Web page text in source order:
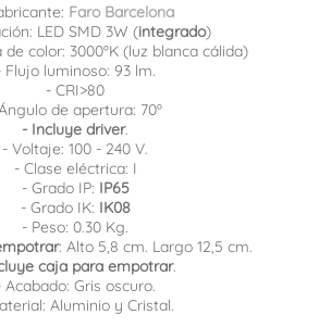
Faro Barcelona
LED SMD 3W (integrado)
color: 3000ºK (luz blanca cálida)
Flujo luminoso: 93 lm.
- CRI>80
de apertura: 70º
- Incluye driver.
- Voltaje: 100 - 240 V.
- Clase eléctrica: I
- Grado IP: IP65
- Grado IK: IK08
- Peso: 0.30 Kg.
: Alto 5,8 cm. Largo 12,5 cm.
caja para empotrar.
Acabado: Gris oscuro.
Aluminio y Cristal.